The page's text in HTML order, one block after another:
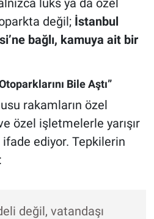
lüks ya da özel
değil; İstanbul
bağlı, kamuya ait bir
Bile Aştı”
rakamların özel
özel işletmelerle yarışır
ediyor. Tepkilerin
değil, vatandaşı